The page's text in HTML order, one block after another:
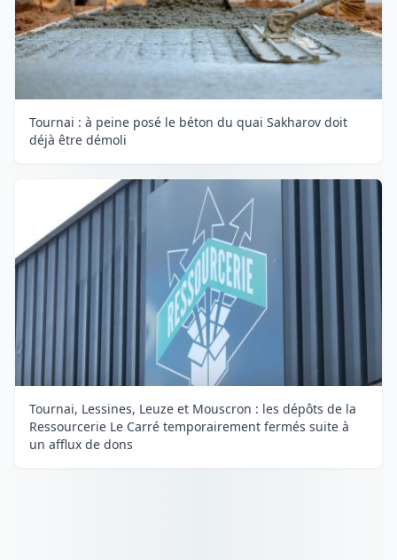
Tournai : à peine posé le béton du quai Sakharov doit
déjà être démoli
Tournai, Lessines, Leuze et Mouscron : les dépôts de la
Ressourcerie Le Carré temporairement fermés suite à
un afflux de dons